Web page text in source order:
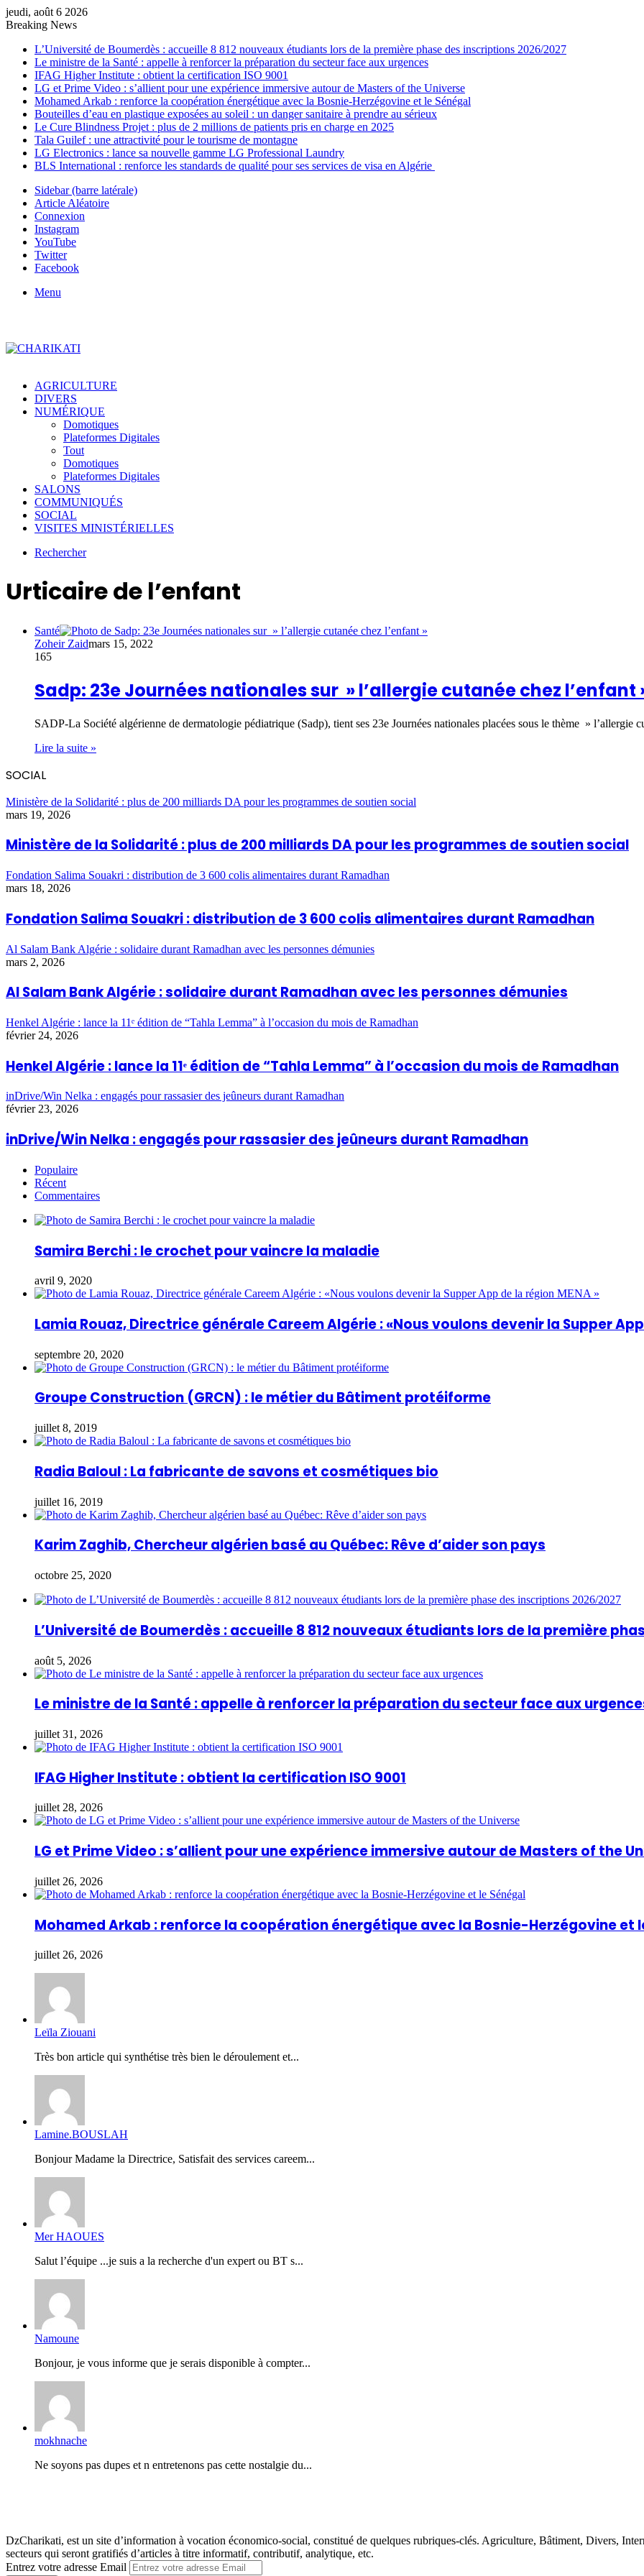
jeudi, août 6 2026
Breaking News
L’Université de Boumerdès : accueille 8 812 nouveaux étudiants lors de la première phase des inscriptions 2026/2027
Le ministre de la Santé : appelle à renforcer la préparation du secteur face aux urgences
IFAG Higher Institute : obtient la certification ISO 9001
LG et Prime Video : s’allient pour une expérience immersive autour de Masters of the Universe
Mohamed Arkab : renforce la coopération énergétique avec la Bosnie-Herzégovine et le Sénégal
Bouteilles d’eau en plastique exposées au soleil : un danger sanitaire à prendre au sérieux
Le Cure Blindness Projet : plus de 2 millions de patients pris en charge en 2025
Tala Guilef : une attractivité pour le tourisme de montagne
LG Electronics : lance sa nouvelle gamme LG Professional Laundry
BLS International : renforce les standards de qualité pour ses services de visa en Algérie
Sidebar (barre latérale)
Article Aléatoire
Connexion
Instagram
YouTube
Twitter
Facebook
Menu
AGRICULTURE
DIVERS
NUMÉRIQUE
Domotiques
Plateformes Digitales
Tout
Domotiques
Plateformes Digitales
SALONS
COMMUNIQUÉS
SOCIAL
VISITES MINISTÉRIELLES
Rechercher
Urticaire de l’enfant
Santé
Zoheir Zaidmars 15, 2022
165
Sadp: 23e Journées nationales sur » l’allergie cutanée chez l’enfant
SADP-La Société algérienne de dermatologie pédiatrique (Sadp), tient ses 23e Journées nationales placées sous le thème » l’allergie
Lire la suite »
SOCIAL
Ministère de la Solidarité : plus de 200 milliards DA pour les programmes de soutien social
mars 19, 2026
Ministère de la Solidarité : plus de 200 milliards DA pour les programmes de soutien social
Fondation Salima Souakri : distribution de 3 600 colis alimentaires durant Ramadhan
mars 18, 2026
Fondation Salima Souakri : distribution de 3 600 colis alimentaires durant Ramadhan
Al Salam Bank Algérie : solidaire durant Ramadhan avec les personnes démunies
mars 2, 2026
Al Salam Bank Algérie : solidaire durant Ramadhan avec les personnes démunies
Henkel Algérie : lance la 11ᵉ édition de “Tahla Lemma” à l’occasion du mois de Ramadhan
février 24, 2026
Henkel Algérie : lance la 11ᵉ édition de “Tahla Lemma” à l’occasion du mois de Ramadhan
inDrive/Win Nelka : engagés pour rassasier des jeûneurs durant Ramadhan
février 23, 2026
inDrive/Win Nelka : engagés pour rassasier des jeûneurs durant Ramadhan
Populaire
Récent
Commentaires
Samira Berchi : le crochet pour vaincre la maladie
avril 9, 2020
Lamia Rouaz, Directrice générale Careem Algérie : «Nous voulons devenir la Supper App
septembre 20, 2020
Groupe Construction (GRCN) : le métier du Bâtiment protéiforme
juillet 8, 2019
Radia Baloul : La fabricante de savons et cosmétiques bio
juillet 16, 2019
Karim Zaghib, Chercheur algérien basé au Québec: Rêve d’aider son pays
octobre 25, 2020
L’Université de Boumerdès : accueille 8 812 nouveaux étudiants lors de la première
août 5, 2026
Le ministre de la Santé : appelle à renforcer la préparation du secteur face aux
juillet 31, 2026
IFAG Higher Institute : obtient la certification ISO 9001
juillet 28, 2026
LG et Prime Video : s’allient pour une expérience immersive autour de Masters of the
juillet 26, 2026
Mohamed Arkab : renforce la coopération énergétique avec la Bosnie-Herzégovine et
juillet 26, 2026
Leïla Ziouani
Très bon article qui synthétise très bien le déroulement et...
Lamine.BOUSLAH
Bonjour Madame la Directrice, Satisfait des services careem...
Mer HAOUES
Salut l’équipe ...je suis a la recherche d'un expert ou BT s...
Namoune
Bonjour, je vous informe que je serais disponible à compter...
mokhnache
Ne soyons pas dupes et n entretenons pas cette nostalgie du...
DzCharikati, est un site d’information à vocation économico-social, constitué de quelques rubriques-clés. Agriculture, Bâtiment, Divers,
secteurs qui seront gratifiés d’articles à titre informatif, contributif, analytique, etc.
Entrez votre adresse Email